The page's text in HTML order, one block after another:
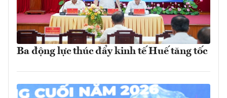
Ba động lực thúc đẩy kinh tế Huế tăng tốc